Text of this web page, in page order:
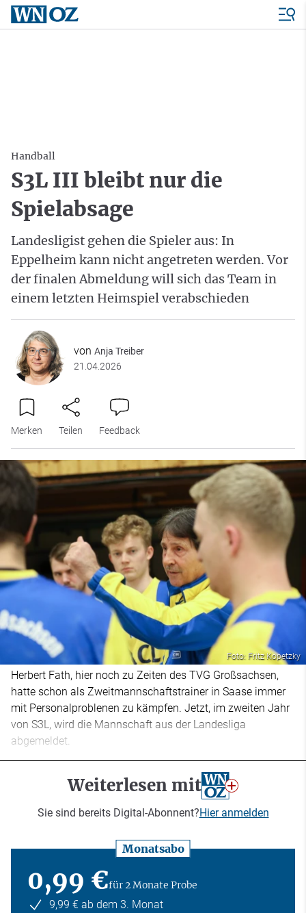
Handball
S3L III bleibt nur die
Spielabsage
Landesligist gehen die Spieler aus: In
Eppelheim kann nicht angetreten werden. Vor
der finalen Abmeldung will sich das Team in
einem letzten Heimspiel verabschieden
von Anja Treiber
21.04.2026
Merken Teilen Feedback
Foto: Fritz Kopetzky
Herbert Fath, hier noch zu Zeiten des TVG Großsachsen,
hatte schon als Zweitmannschaftstrainer in Saase immer
mit Personalproblenen zu kämpfen. Jetzt, im zweiten Jahr
von S3L, wird die Mannschaft aus der Landesliga
abgemeldet.
Weiterlesen mit
Sie sind bereits Digital-Abonnent?Hier anmelden
Monatsabo
0,99 €für 2 Monate Probe
9,99 € ab dem 3. Monat